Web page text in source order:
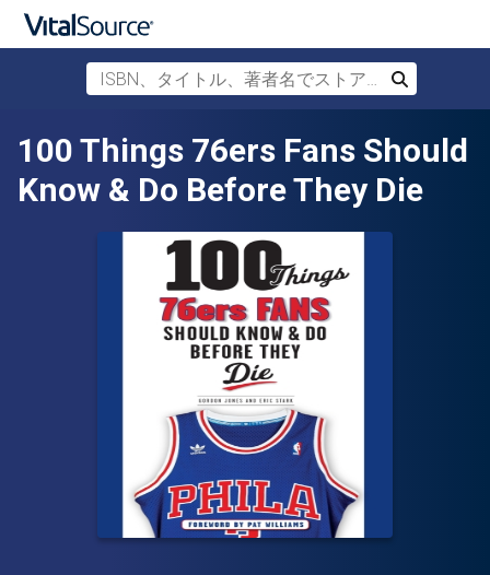
メインコンテンツへスキップ
ISBN、タイトル、著者名でストアを検索
検索
100 Things 76ers Fans Should
Know & Do Before They Die